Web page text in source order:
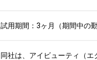
試用期間：3ヶ月（期間中の
同社は、アイビューティ（